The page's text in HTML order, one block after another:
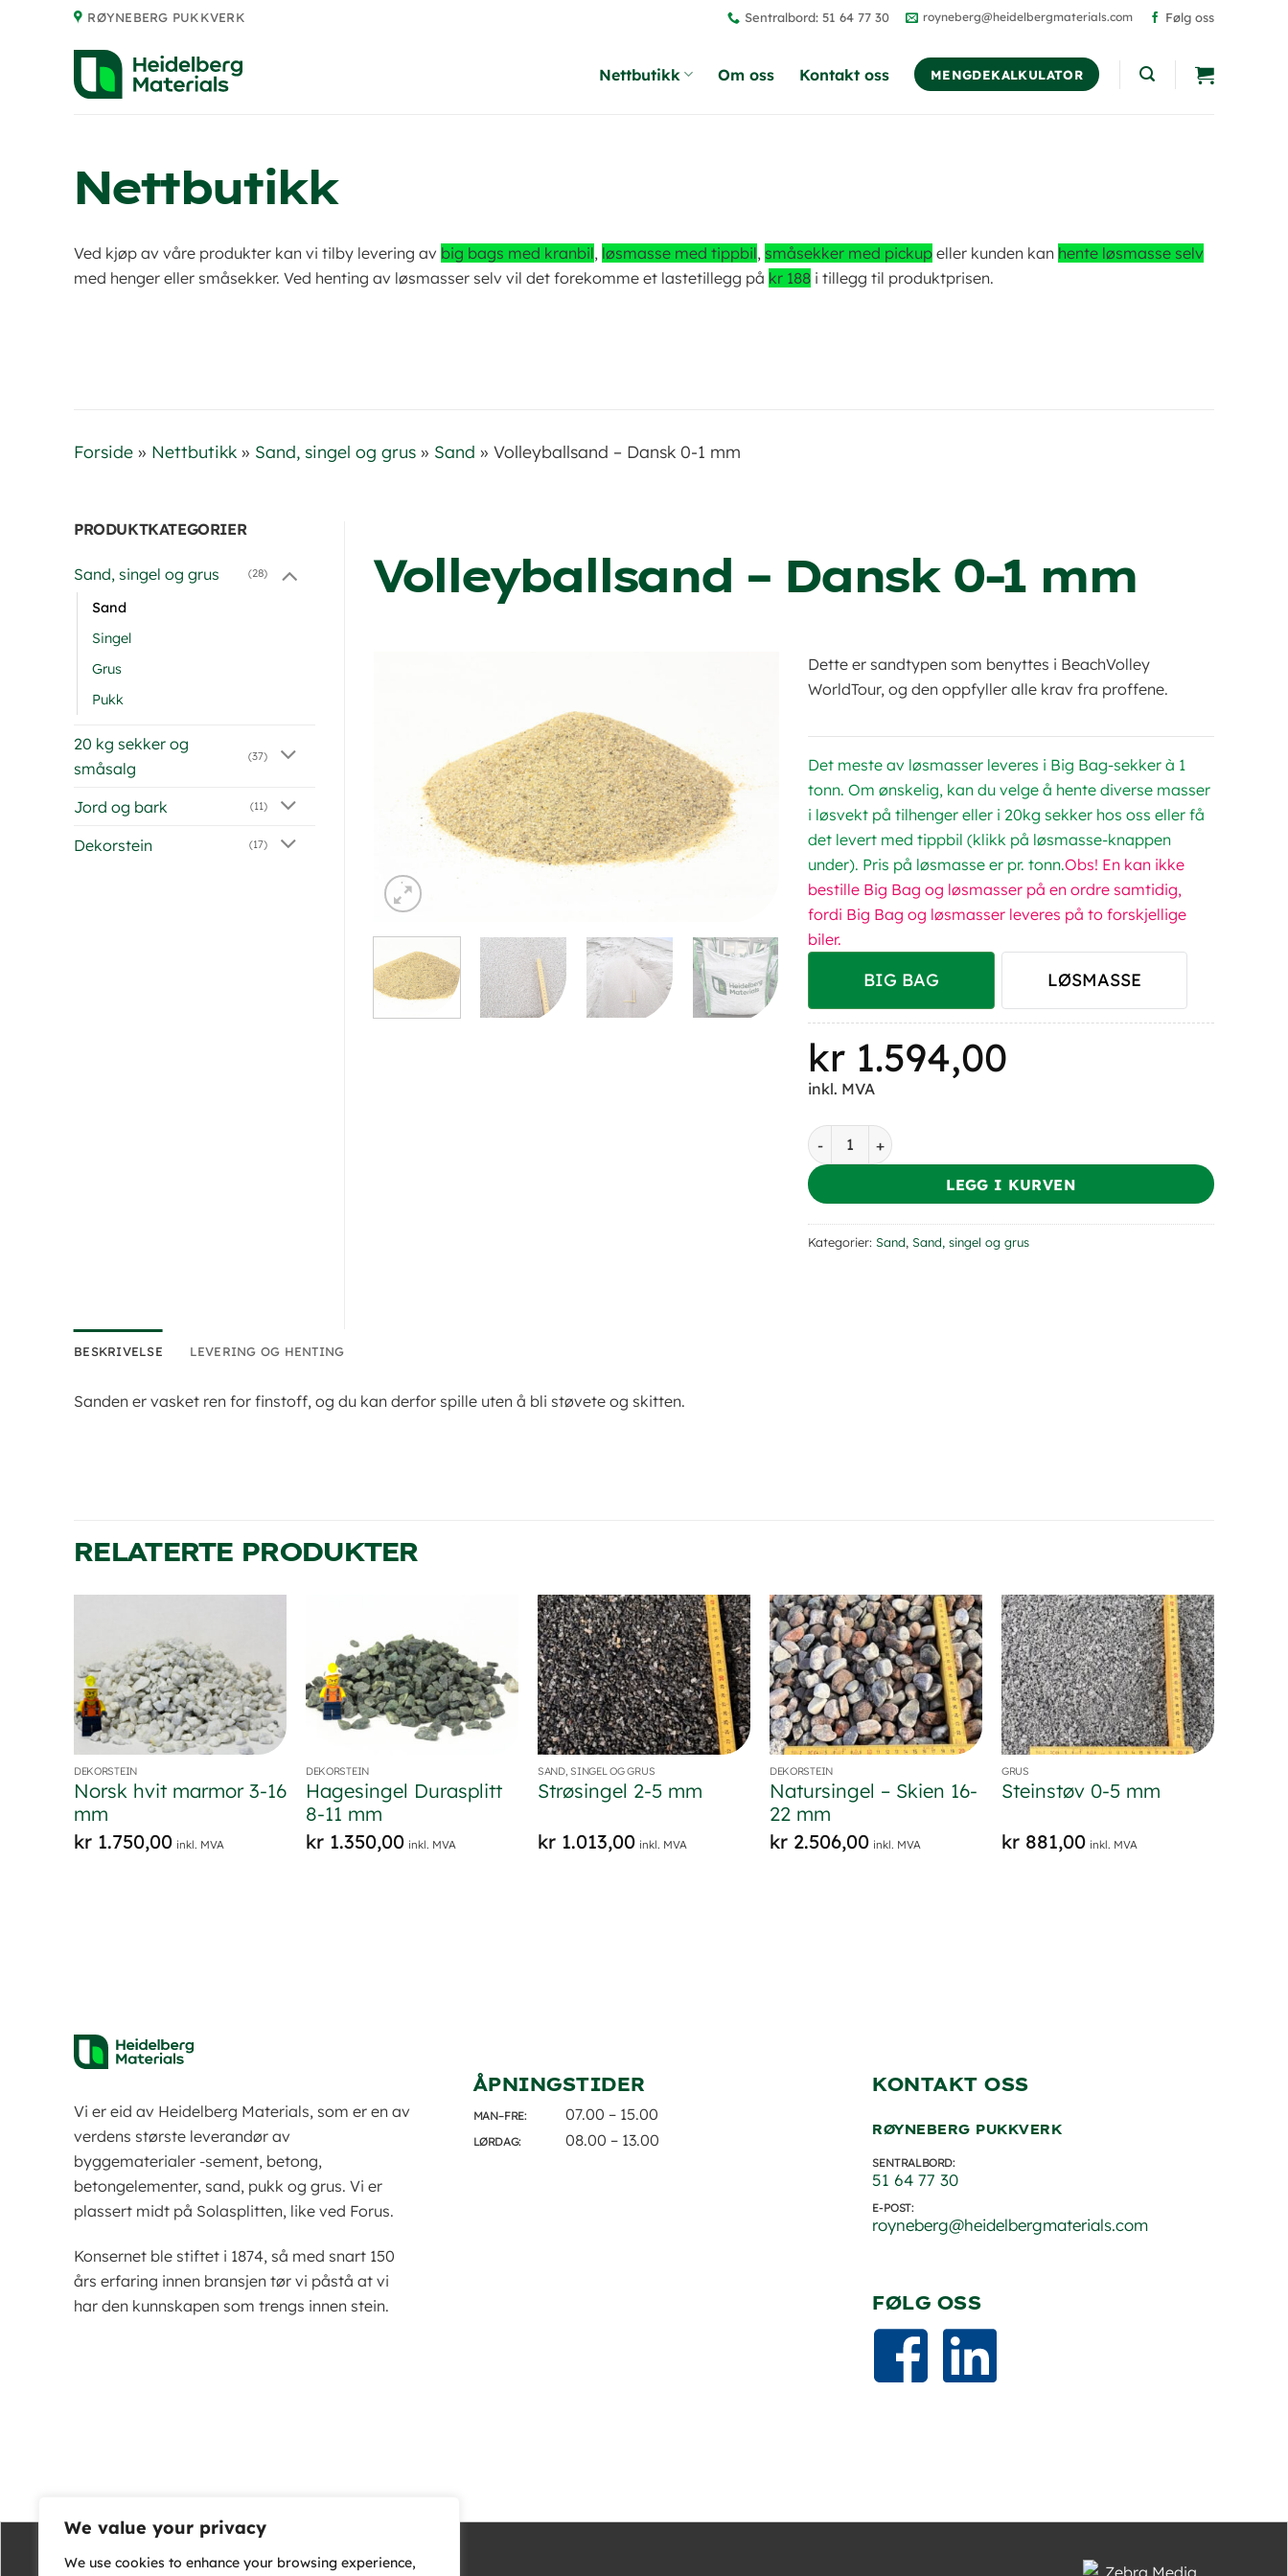
We value your privacy
We use cookies to enhance your browsing experience,
RØYNEBERG PUKKVERK Sentralbord: 51 64 77 30 royneberg@heidelbergmaterials.com Følg oss
Nettbutikk Om oss Kontakt oss MENGDEKALKULATOR
Nettbutikk
Ved kjøp av våre produkter kan vi tilby levering av big bags med kranbil, løsmasse med tippbil, småsekker med pickup eller kunden kan hente løsmasse selv
med henger eller småsekker. Ved henting av løsmasser selv vil det forekomme et lastetillegg på kr 188 i tillegg til produktprisen.
Forside » Nettbutikk » Sand, singel og grus » Sand » Volleyballsand – Dansk 0-1 mm
PRODUKTKATEGORIER
Sand, singel og grus (28)
Sand
Singel
Grus
Pukk
20 kg sekker og
småsalg
(37)
Jord og bark (11)
Dekorstein (17)
Volleyballsand – Dansk 0-1 mm
Dette er sandtypen som benyttes i BeachVolley
WorldTour, og den oppfyller alle krav fra proffene.
Det meste av løsmasser leveres i Big Bag-sekker à 1
tonn. Om ønskelig, kan du velge å hente diverse masser
i løsvekt på tilhenger eller i 20kg sekker hos oss eller få
det levert med tippbil (klikk på løsmasse-knappen
under). Pris på løsmasse er pr. tonn.Obs! En kan ikke
bestille Big Bag og løsmasser på en ordre samtidig,
fordi Big Bag og løsmasser leveres på to forskjellige
biler.
BIG BAG LØSMASSE
kr 1.594,00
inkl. MVA
Volleyballsand - Dansk 0-1 mm antall
LEGG I KURVEN
Kategorier:Sand,Sand, singel og grus
BESKRIVELSE LEVERING OG HENTING
Sanden er vasket ren for finstoff, og du kan derfor spille uten å bli støvete og skitten.
RELATERTE PRODUKTER
DEKORSTEIN
Norsk hvit marmor 3-16
mm
kr1.750,00 inkl. MVA
DEKORSTEIN
Hagesingel Durasplitt
8-11 mm
kr1.350,00 inkl. MVA
SAND, SINGEL OG GRUS
Strøsingel 2-5 mm
kr1.013,00 inkl. MVA
DEKORSTEIN
Natursingel – Skien 16-
22 mm
kr2.506,00 inkl. MVA
GRUS
Steinstøv 0-5 mm
kr881,00 inkl. MVA
Vi er eid av Heidelberg Materials, som er en av
verdens største leverandør av
byggematerialer -sement, betong,
betongelementer, sand, pukk og grus. Vi er
plassert midt på Solasplitten, like ved Forus.
Konsernet ble stiftet i 1874, så med snart 150
års erfaring innen bransjen tør vi påstå at vi
har den kunnskapen som trengs innen stein.
ÅPNINGSTIDER
MAN–FRE:
LØRDAG:
07.00 – 15.00
08.00 – 13.00
KONTAKT OSS
RØYNEBERG PUKKVERK
SENTRALBORD:
51 64 77 30
E-POST:
royneberg@heidelbergmaterials.com
FØLG OSS